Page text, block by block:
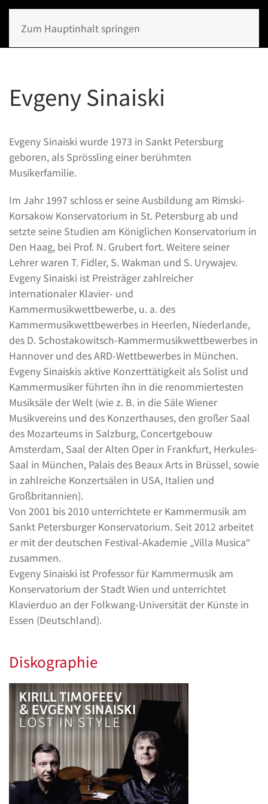
Zum Hauptinhalt springen
Evgeny Sinaiski
Evgeny Sinaiski wurde 1973 in Sankt Petersburg
geboren, als Sprössling einer berühmten
Musikerfamilie.
Im Jahr 1997 schloss er seine Ausbildung am Rimski-
Korsakow Konservatorium in St. Petersburg ab und
setzte seine Studien am Königlichen Konservatorium in
Den Haag, bei Prof. N. Grubert fort. Weitere seiner
Lehrer waren T. Fidler, S. Wakman und S. Urywajev.
Evgeny Sinaiski ist Preisträger zahlreicher
internationaler Klavier- und
Kammermusikwettbewerbe, u. a. des
Kammermusikwettbewerbes in Heerlen, Niederlande,
des D. Schostakowitsch-Kammermusikwettbewerbes in
Hannover und des ARD-Wettbewerbes in München.
Evgeny Sinaiskis aktive Konzerttätigkeit als Solist und
Kammermusiker führten ihn in die renommiertesten
Musiksäle der Welt (wie z. B. in die Säle Wiener
Musikvereins und des Konzerthauses, den großer Saal
des Mozarteums in Salzburg, Concertgebouw
Amsterdam, Saal der Alten Oper in Frankfurt, Herkules-
Saal in München, Palais des Beaux Arts in Brüssel, sowie
in zahlreiche Konzertsälen in USA, Italien und
Großbritannien).
Von 2001 bis 2010 unterrichtete er Kammermusik am
Sankt Petersburger Konservatorium. Seit 2012 arbeitet
er mit der deutschen Festival-Akademie „Villa Musica“
zusammen.
Evgeny Sinaiski ist Professor für Kammermusik am
Konservatorium der Stadt Wien und unterrichtet
Klavierduo an der Folkwang-Universität der Künste in
Essen (Deutschland).
Diskographie